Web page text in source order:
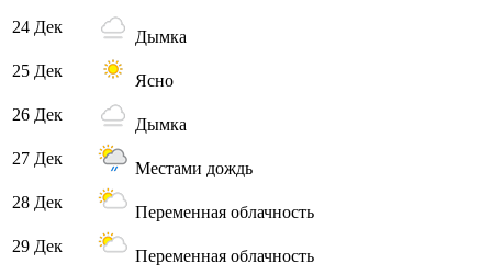
24 Дек
Дымка
25 Дек
Ясно
26 Дек
Дымка
27 Дек
Местами дождь
28 Дек
Переменная облачность
29 Дек
Переменная облачность